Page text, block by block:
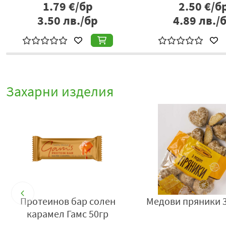
1.79€/бр
3.50лв./бр
2.50€/
4.89лв./
Захарни изделия
бар солен
карамел Гамс 50гр
Медови пряники 360гр